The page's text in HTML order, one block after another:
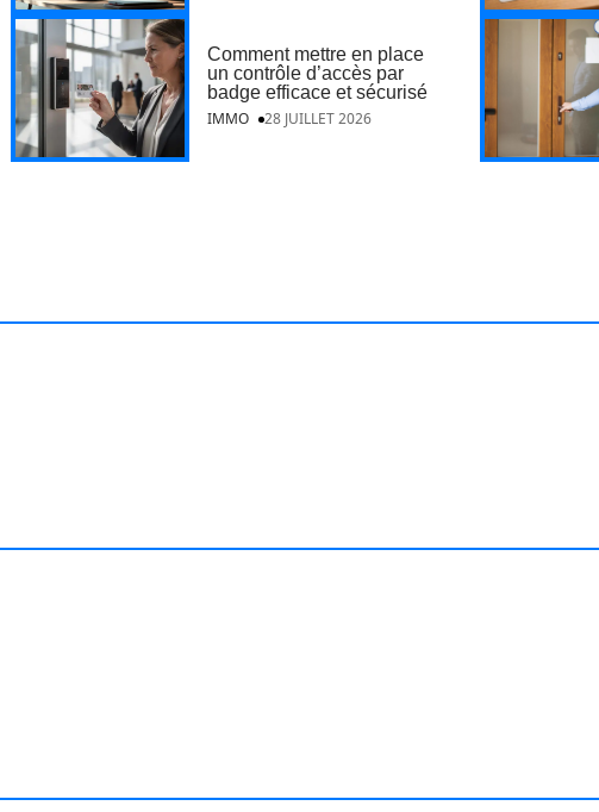
Comment mettre en place
un contrôle d’accès par
badge efficace et sécurisé
IMMO
28 JUILLET 2026